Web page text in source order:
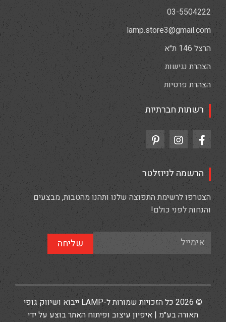
03-5504222
lamp.store3@gmail.com
הרצל 146 ת״א
הצהרת נגישות
הצהרת פרטיות
רשתות חברתיות
הרשמה לניוזלטר
הצטרפו לרשימת התפוצה שלנו ותהנו מהטבות, מבצעים
והנחות לפני כולם!
שליחה
© 2026 כל הזכויות שמורות ל-LAMP ייבוא ושיווק גופי
תאורה בע״מ | איפיון עיצוב ופיתוח האתר בוצע על ידי